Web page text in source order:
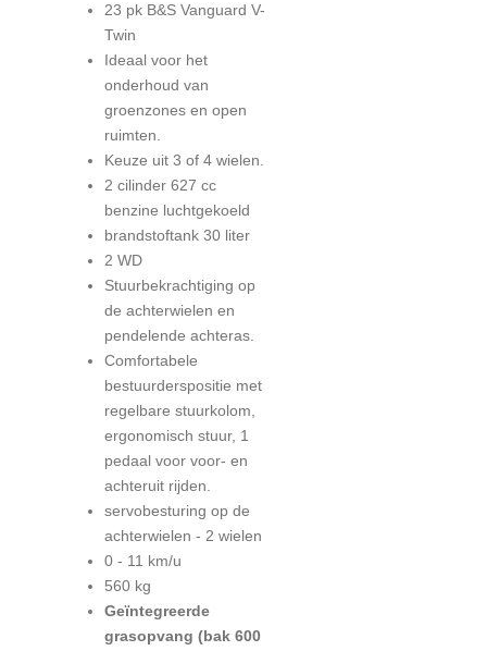
23 pk B&S Vanguard V-
Twin
Ideaal voor het
onderhoud van
groenzones en open
ruimten.
Keuze uit 3 of 4 wielen.
2 cilinder 627 cc
benzine luchtgekoeld
brandstoftank 30 liter
2 WD
Stuurbekrachtiging op
de achterwielen en
pendelende achteras.
Comfortabele
bestuurderspositie met
regelbare stuurkolom,
ergonomisch stuur, 1
pedaal voor voor- en
achteruit rijden.
servobesturing op de
achterwielen - 2 wielen
0 - 11 km/u
560 kg
Geïntegreerde
grasopvang (bak 600